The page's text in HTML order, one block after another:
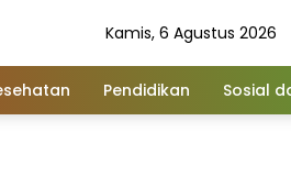
Kamis, 6 Agustus 2026
Pendidikan Sosial